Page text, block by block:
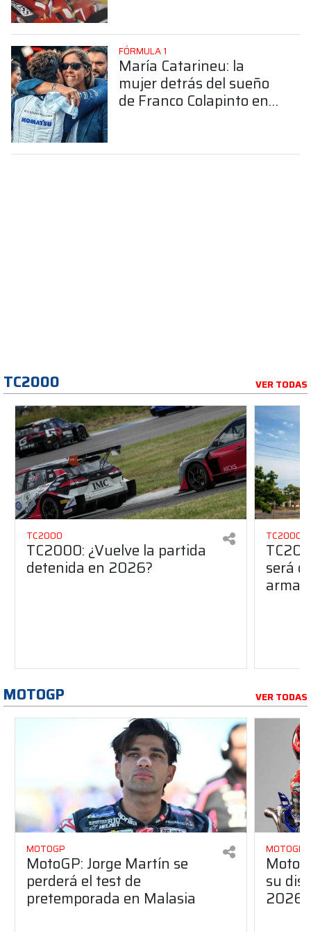
FÓRMULA 1
María Catarineu: la
mujer detrás del sueño
de Franco Colapinto en
TC2000 VER TODAS
TC2000
TC2000: ¿Vuelve la partida
detenida en 2026?
TC2000
será
MOTOGP VER TODAS
MOTOGP
MotoGP: Jorge Martín se
perderá el test de
pretemporada en Malasia
MOTOGP
su
2026